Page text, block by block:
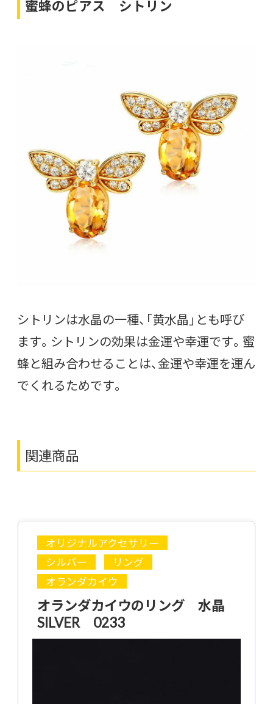
蜜蜂のピアス シトリン
シトリンは水晶の一種、「黄水晶」とも呼び
ます。シトリンの効果は金運や幸運です。蜜
蜂と組み合わせることは、金運や幸運を運ん
でくれるためです。
関連商品
オリジナルアクセサリー
シルバー
リング
オランダカイウ
オランダカイウのリング 水晶
SILVER 0233